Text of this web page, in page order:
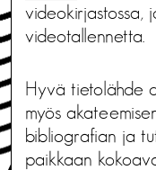
videotallennetta.
Hyvä tietolähde
myös
bibliografian ja
paikkaan